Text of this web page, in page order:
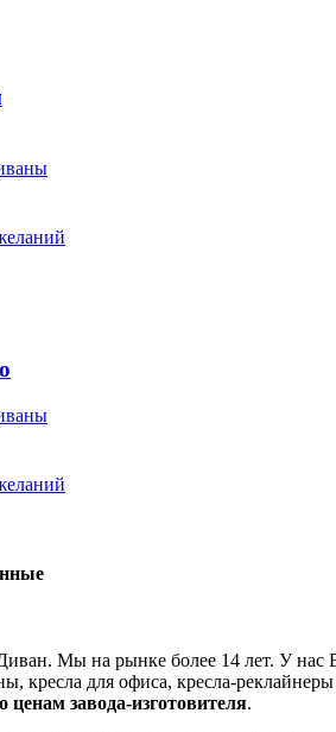
Мы на рынке более 14 лет. У нас
кресла для офиса, кресла-реклайнеры
ценам завода-изготовителя.